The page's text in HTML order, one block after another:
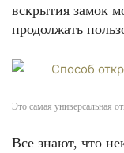
вскрытия замок
продолжать
Это самая универсальная
Все знают, что